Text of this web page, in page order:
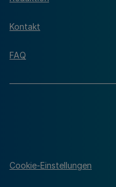
Kontakt
FAQ
Cookie-Einstellungen